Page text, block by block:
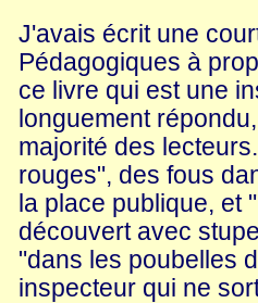
J'avais écrit une
Pédagogiques à
ce livre qui est une
longuement
majorité des
rouges", des fous
la place publique, et
découvert avec
"dans les poubelles
inspecteur qui ne